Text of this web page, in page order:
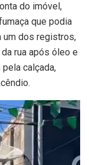
do imóvel,
que podia
um dos registros,
rua após óleo e
calçada,